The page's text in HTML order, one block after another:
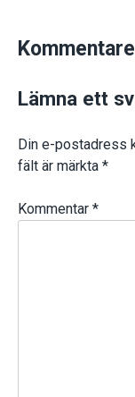
Lämna ett
Din e-postadress
fält är märkta *
Kommentar *